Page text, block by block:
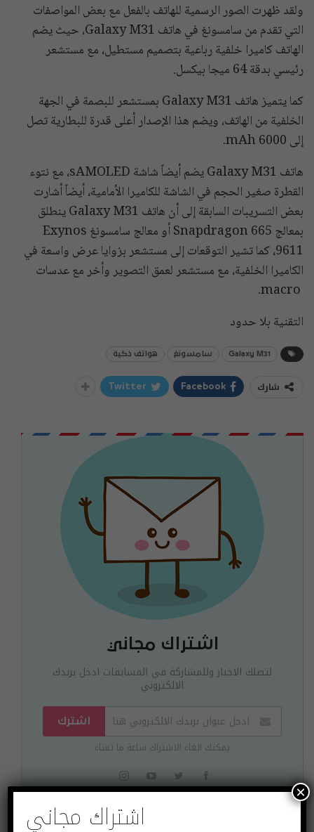
ولقد ظهرت الصور الرسمية للهاتف بالفعل مع بعض المواصفات
التي تقدم من سامسونغ في هاتف Galaxy M31، حيث يضم
الهاتف كاميرا خلفية رباعية بتصميم مستطيل، مع مستشعر
رئيسي بدقة 64 ميجا بيكسل.
كما يتميز هاتف Galaxy M31 بمستشعر للبصمة في الجهة
الخلفية من الهاتف، ويضم هذا الإصدار أعلى قدرة للبطارية تصل
إلى 6000 mAh.
هاتف Galaxy M31 يضم أيضاً شاشة sAMOLED، مع نتوء
القطرة صغير الحجم في الشاشة للكاميرا الأمامية، أيضاً أشارت
بعض التسريبات السابقة إلى أن هاتف Galaxy M31 ينطلق
بمعالج Snapdragon 665 أو معالج سامسونغ Exynos
9611، كما تشير التوقعات إلى مستشعر بزوايا عرض واسعة في
الكاميرا الخلفية، مع مستشعر لعمق التصوير وأخر مع عدسات
التقنية بلا حدود
Galaxy M31 سامسونغ هواتف ذكية
شارك Facebook
Twitter
اشتراك مجاني
لتصلك الاخبار وللمشاركة في المسابقات ادخل بريدك
الالكتروني
اشترك
يمكنك الغاء الاشتراك ساعة ما تشاء
اشتراك مجاني
×